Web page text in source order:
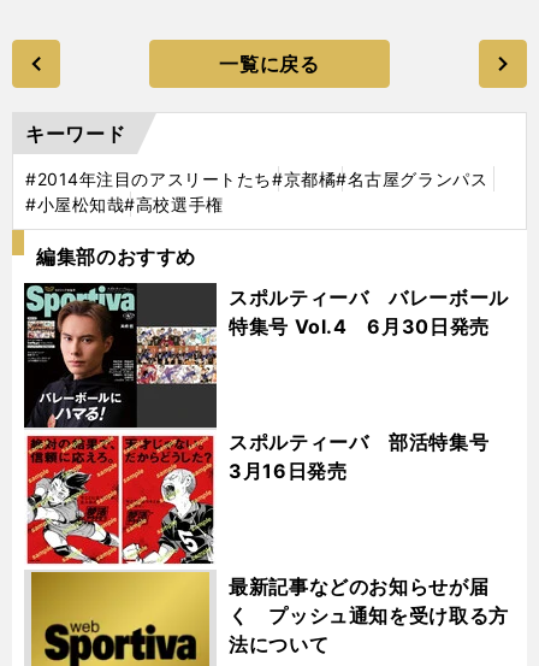
一覧に戻る
キーワード
#2014年注目のアスリートたち#京都橘#名古屋グランパス
#小屋松知哉#高校選手権
編集部のおすすめ
スポルティーバ バレーボール
特集号 Vol.4 6月30日発売
スポルティーバ 部活特集号
3月16日発売
最新記事などのお知らせが届
く プッシュ通知を受け取る方
法について